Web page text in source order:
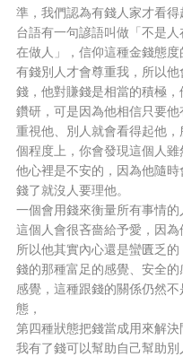
準，我們認為有錢人家才看得
台語有一句諺語叫做「不是
在做人」，信仰這種金錢態
有錢別人才會尊重我，所以他
錢，他對賺錢是相當的積極
鑽研，可是因為他相信只要他
重視他、別人就會看得起他，
個程度上，你會發現這個人雖
他心裡是不安的，因為他隨時
錢了就沒人要理他。
一個會用錢來衡量所有事情
這個人會很吝嗇給予愛，因為
所以他其實內心還是蠻匱乏的
錢的那種富足的感覺、安全的
感覺，這種跟錢的關係仍然不
態，
第四種狀態把錢當成用來解決
我有了錢可以幫助自己幫助別